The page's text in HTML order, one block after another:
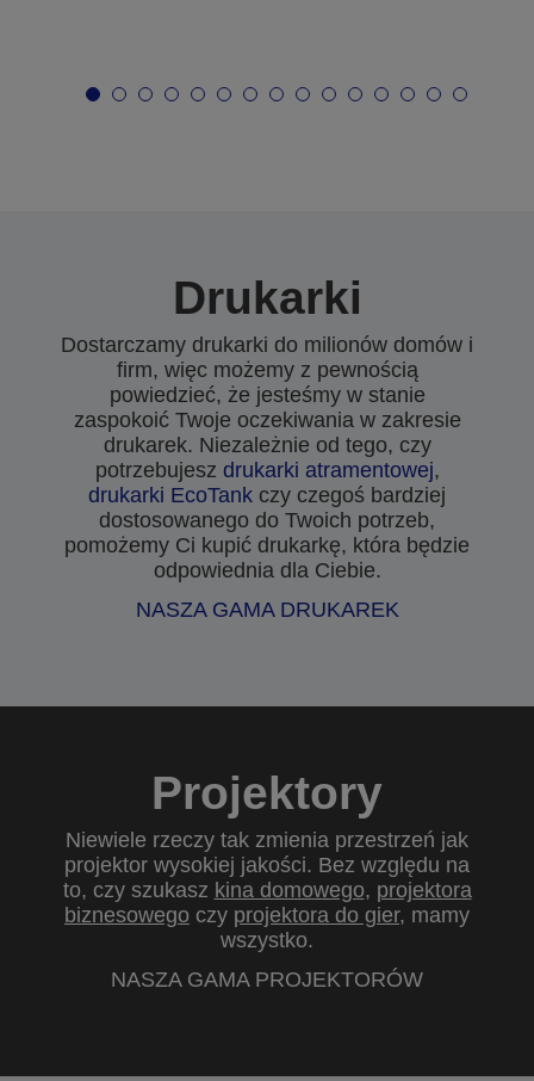
Drukarki
Dostarczamy drukarki do milionów domów i
firm, więc możemy z pewnością
powiedzieć, że jesteśmy w stanie
zaspokoić Twoje oczekiwania w zakresie
drukarek. Niezależnie od tego, czy
potrzebujesz drukarki atramentowej,
drukarki EcoTank czy czegoś bardziej
dostosowanego do Twoich potrzeb,
pomożemy Ci kupić drukarkę, która będzie
odpowiednia dla Ciebie.
NASZA GAMA DRUKAREK
Projektory
Niewiele rzeczy tak zmienia przestrzeń jak
projektor wysokiej jakości. Bez względu na
to, czy szukasz kina domowego, projektora
biznesowego czy projektora do gier, mamy
wszystko.
NASZA GAMA PROJEKTORÓW